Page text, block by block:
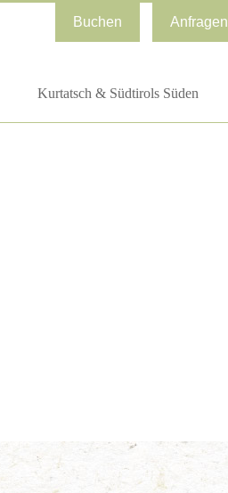
Buchen Anfragen
Kurtatsch & Südtirols Süden